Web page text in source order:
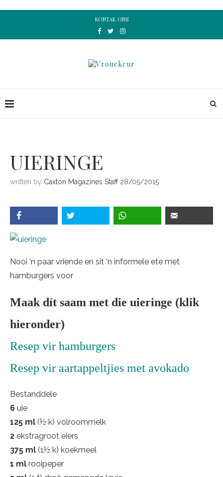
KONTAK ONS
UIERINGE
written by Caxton Magazines Staff 28/05/2015
Nooi ‘n paar vriende en sit ‘n informele ete met
hamburgers voor
Maak dít saam met die uieringe (klik
hieronder)
Resep vir hamburgers
Resep vir aartappeltjies met avokado
Bestanddele
6 uie
125 ml (½ k) volroommelk
2 ekstragroot eiers
375 ml (1½ k) koekmeel
1 ml rooipeper